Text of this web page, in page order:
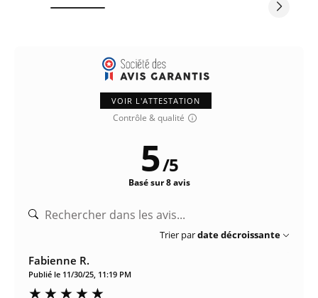
VOIR L'ATTESTATION
Contrôle & qualité
5/5
Basé sur 8 avis
Trier pardate décroissante
Fabienne R.
Publié le 11/30/25, 11:19 PM